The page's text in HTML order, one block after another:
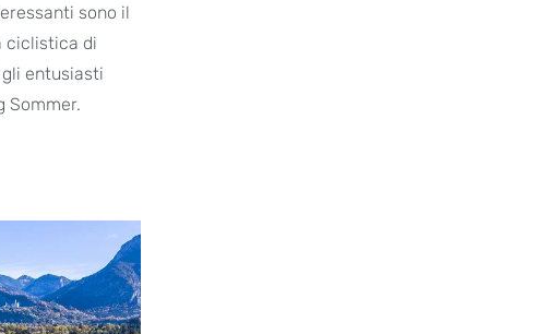
sono il
ciclistica di
entusiasti
Sommer.